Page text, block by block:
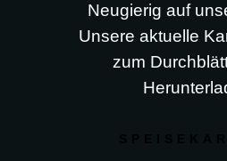
Neugierig auf
Unsere aktuelle
zum